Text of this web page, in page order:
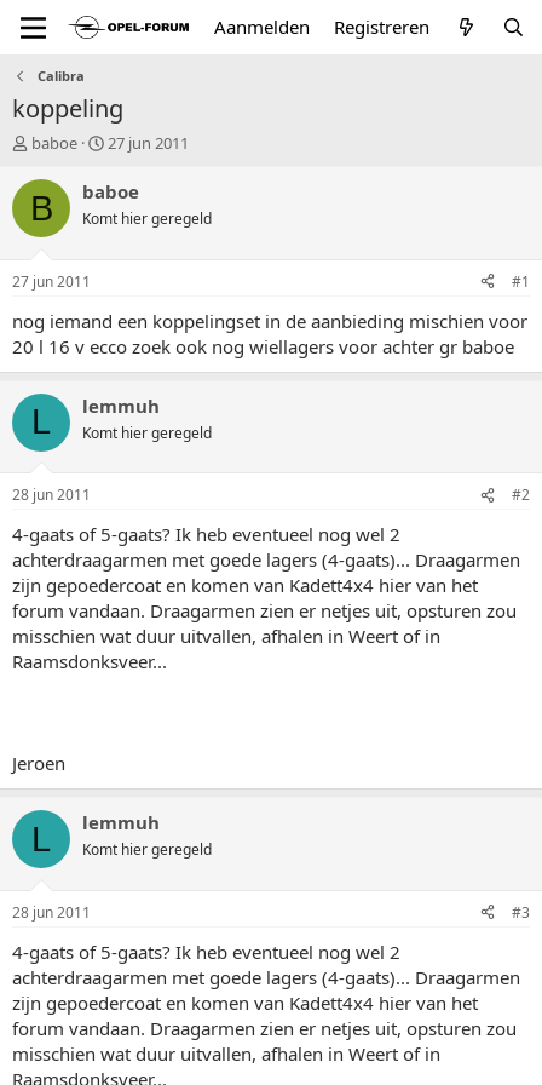
Aanmelden Registreren
Calibra
koppeling
T
p
t
a
r
t
e
baboe
S
a
t
u
27 jun 2011
B baboe
Komt hier geregeld
27 jun 2011 #1
nog iemand een koppelingset in de aanbieding mischien voor
20 l 16 v ecco zoek ook nog wiellagers voor achter gr baboe
L lemmuh
Komt hier geregeld
28 jun 2011 #2
4-gaats of 5-gaats? Ik heb eventueel nog wel 2
achterdraagarmen met goede lagers (4-gaats)... Draagarmen
zijn gepoedercoat en komen van Kadett4x4 hier van het
forum vandaan. Draagarmen zien er netjes uit, opsturen zou
misschien wat duur uitvallen, afhalen in Weert of in
Raamsdonksveer...
Jeroen
L lemmuh
Komt hier geregeld
28 jun 2011 #3
4-gaats of 5-gaats? Ik heb eventueel nog wel 2
achterdraagarmen met goede lagers (4-gaats)... Draagarmen
zijn gepoedercoat en komen van Kadett4x4 hier van het
forum vandaan. Draagarmen zien er netjes uit, opsturen zou
misschien wat duur uitvallen, afhalen in Weert of in
Raamsdonksveer...